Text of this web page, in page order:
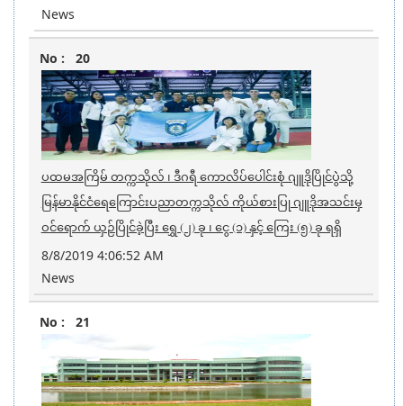
News
20
ပထမအကြိမ် တက္ကသိုလ် ၊ ဒီဂရီ ကောလိပ်ပေါင်းစုံ ဂျူဒိုပြိုင်ပွဲဲသို့
မြန်မာနိုင်ငံရေကြောင်းပညာတက္ကသိုလ် ကိုယ်စားပြု ဂျူဒိုအသင်းမှ
ဝင်ရောက် ယှဉ်ပြိုင်ခဲ့ပြီး ရွှေ (၂) ခု ၊ ငွေ (၁) နှင့် ကြေး (၅) ခု ရရှိ
8/8/2019 4:06:52 AM
News
21